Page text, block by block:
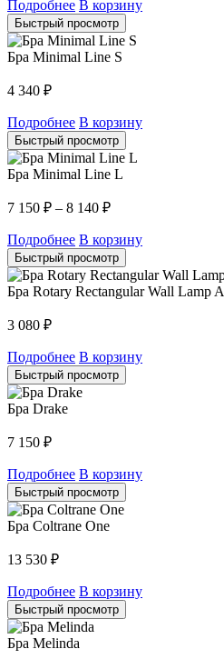
Подробнее В корзину
Быстрый просмотр
Бра Minimal Line S
4 340 ₽
Подробнее В корзину
Быстрый просмотр
Бра Minimal Line L
7 150 ₽ – 8 140 ₽
Подробнее В корзину
Быстрый просмотр
Бра Rotary Rectangular Wall Lamp A
3 080 ₽
Подробнее В корзину
Быстрый просмотр
Бра Drake
7 150 ₽
Подробнее В корзину
Быстрый просмотр
Бра Coltrane One
13 530 ₽
Подробнее В корзину
Быстрый просмотр
Бра Melinda